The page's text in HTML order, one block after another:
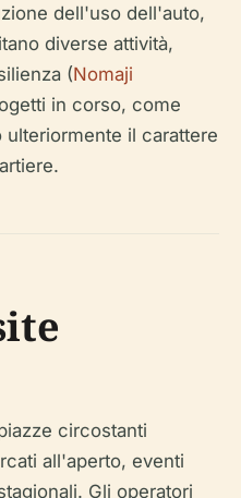
dell'uso dell'auto,
diverse attività,
(Nomaji
in corso, come
ulteriormente il carattere
circostanti
all'aperto, eventi
Gli operatori